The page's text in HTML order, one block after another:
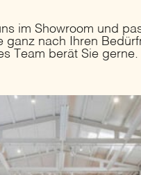
im Showroom und
ganz nach Ihren
Team berät Sie gerne.